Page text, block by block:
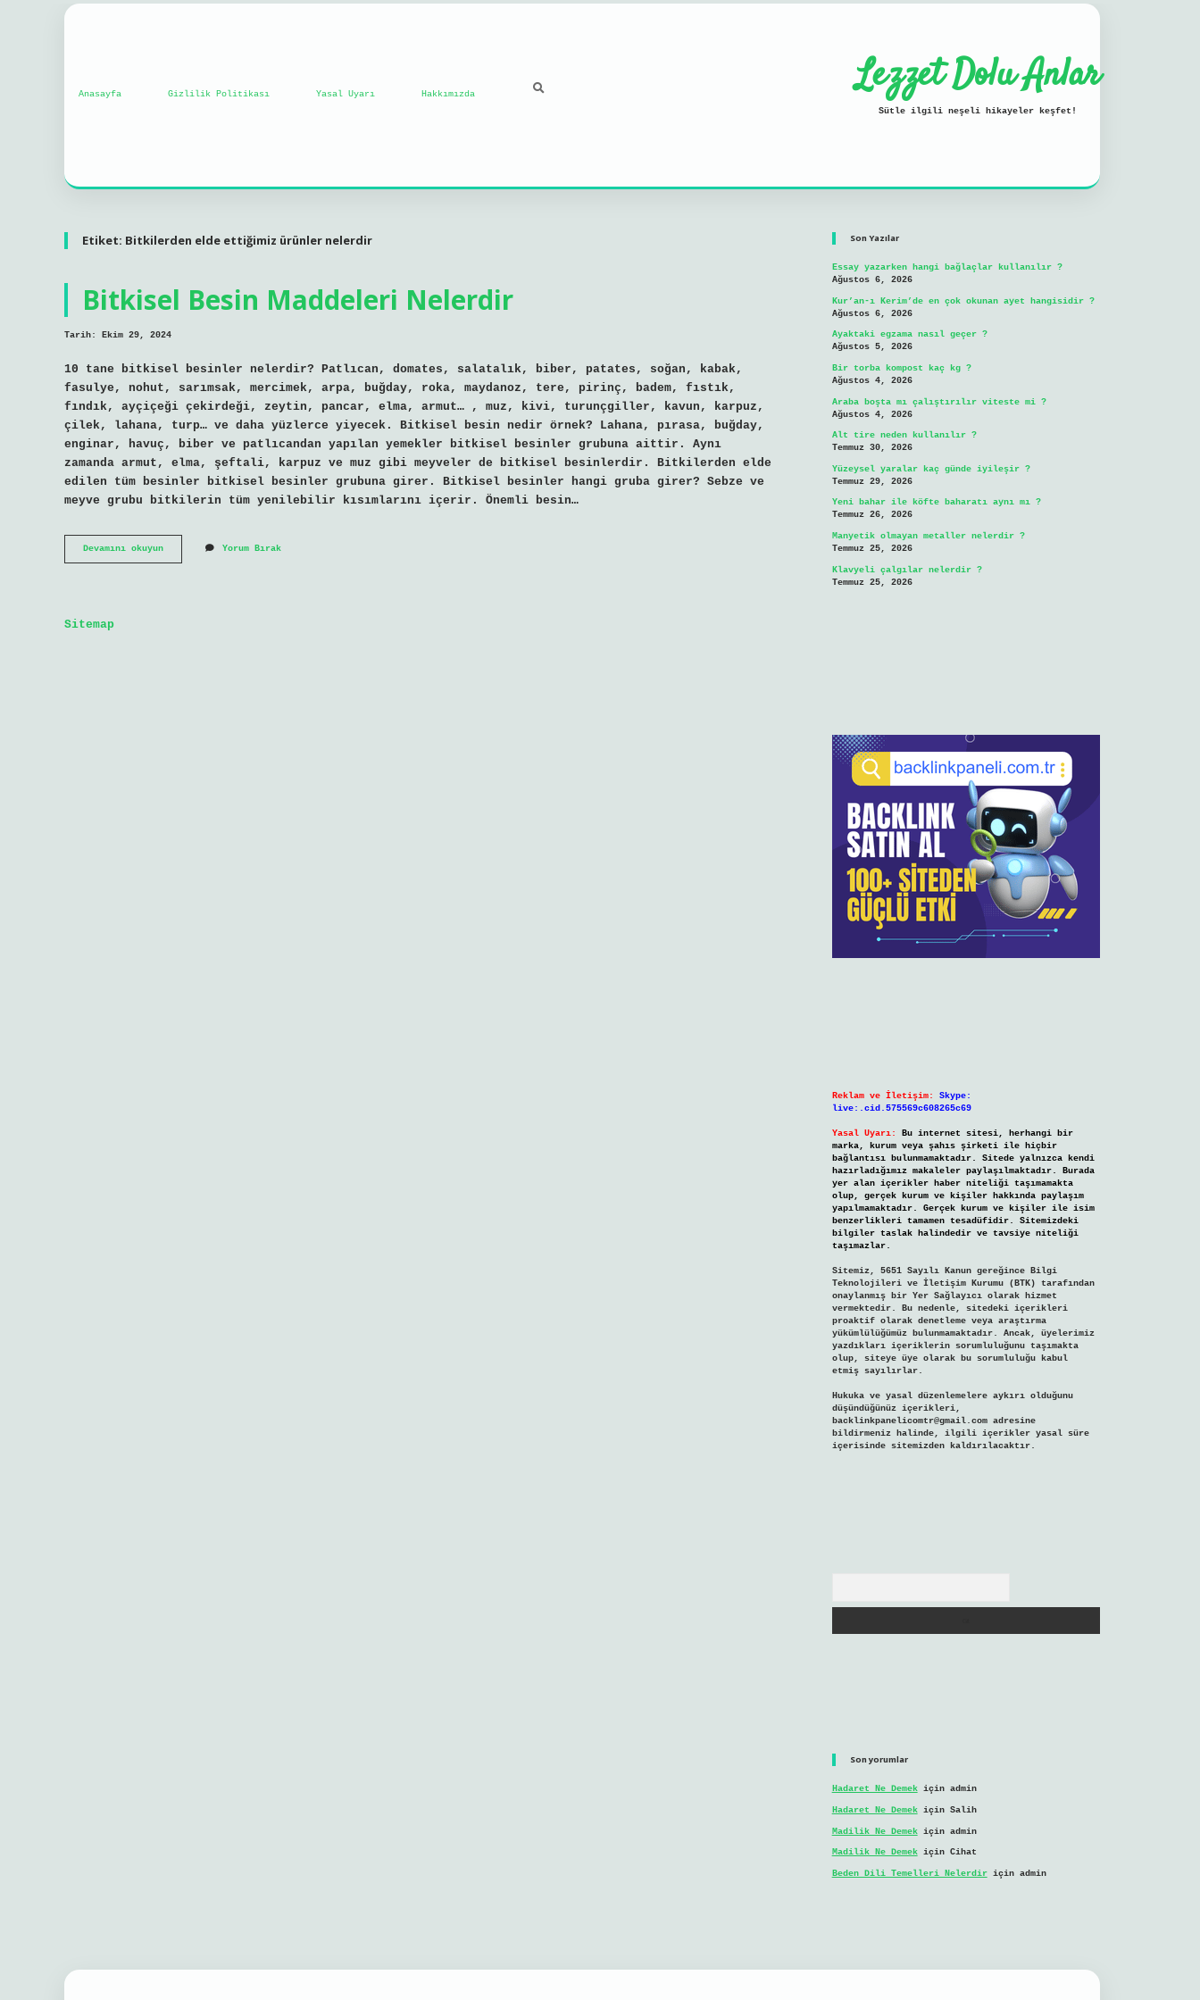
Anasayfa Gizlilik Politikası Yasal Uyarı Hakkımızda Lezzet Dolu Anlar
Sütle ilgili neşeli hikayeler keşfet!
Etiket: Bitkilerden elde ettiğimiz ürünler nelerdir
Bitkisel Besin Maddeleri Nelerdir
Tarih: Ekim 29, 2024
10 tane bitkisel besinler nelerdir? Patlıcan, domates, salatalık, biber, patates, soğan, kabak,
fasulye, nohut, sarımsak, mercimek, arpa, buğday, roka, maydanoz, tere, pirinç, badem, fıstık,
fındık, ayçiçeği çekirdeği, zeytin, pancar, elma, armut… , muz, kivi, turunçgiller, kavun, karpuz,
çilek, lahana, turp… ve daha yüzlerce yiyecek. Bitkisel besin nedir örnek? Lahana, pırasa, buğday,
enginar, havuç, biber ve patlıcandan yapılan yemekler bitkisel besinler grubuna aittir. Aynı
zamanda armut, elma, şeftali, karpuz ve muz gibi meyveler de bitkisel besinlerdir. Bitkilerden elde
edilen tüm besinler bitkisel besinler grubuna girer. Bitkisel besinler hangi gruba girer? Sebze ve
meyve grubu bitkilerin tüm yenilebilir kısımlarını içerir. Önemli besin…
Devamını okuyunBitkisel
Besin
Yorum Bırak
Sitemap
Son Yazılar
Essay yazarken hangi bağlaçlar kullanılır ?
Ağustos 6, 2026
Kur’an-ı Kerim’de en çok okunan ayet hangisidir ?
Ağustos 6, 2026
Ayaktaki egzama nasıl geçer ?
Ağustos 5, 2026
Bir torba kompost kaç kg ?
Ağustos 4, 2026
Araba boşta mı çalıştırılır viteste mi ?
Ağustos 4, 2026
Alt tire neden kullanılır ?
Temmuz 30, 2026
Yüzeysel yaralar kaç günde iyileşir ?
Temmuz 29, 2026
Yeni bahar ile köfte baharatı aynı mı ?
Temmuz 26, 2026
Manyetik olmayan metaller nelerdir ?
Temmuz 25, 2026
Klavyeli çalgılar nelerdir ?
Temmuz 25, 2026
Reklam ve İletişim:
Skype:
live:.cid.575569c608265c69
Yasal Uyarı:
Bu internet sitesi, herhangi bir
marka, kurum veya şahıs şirketi ile hiçbir
bağlantısı bulunmamaktadır. Sitede yalnızca kendi
hazırladığımız makaleler paylaşılmaktadır. Burada
yer alan içerikler haber niteliği taşımamakta
olup, gerçek kurum ve kişiler hakkında paylaşım
yapılmamaktadır. Gerçek kurum ve kişiler ile isim
benzerlikleri tamamen tesadüfidir. Sitemizdeki
bilgiler taslak halindedir ve tavsiye niteliği
taşımazlar.
Sitemiz, 5651 Sayılı Kanun gereğince Bilgi
Teknolojileri ve İletişim Kurumu (BTK) tarafından
onaylanmış bir Yer Sağlayıcı olarak hizmet
vermektedir. Bu nedenle, sitedeki içerikleri
proaktif olarak denetleme veya araştırma
yükümlülüğümüz bulunmamaktadır. Ancak, üyelerimiz
yazdıkları içeriklerin sorumluluğunu taşımakta
olup, siteye üye olarak bu sorumluluğu kabul
etmiş sayılırlar.
Hukuka ve yasal düzenlemelere aykırı olduğunu
düşündüğünüz içerikleri,
backlinkpanelicomtr@gmail.comadresine
bildirmeniz halinde, ilgili içerikler yasal süre
içerisinde sitemizden kaldırılacaktır.
Son yorumlar
Hadaret Ne Demekiçin admin
Hadaret Ne Demekiçin Salih
Madilik Ne Demekiçin admin
Madilik Ne Demekiçin Cihat
Beden Dili Temelleri Nelerdiriçin admin